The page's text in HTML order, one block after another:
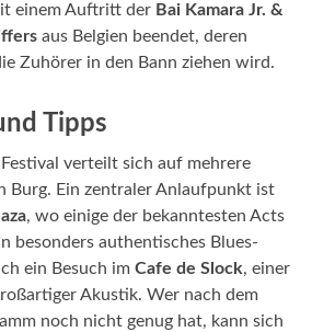
einem Auftritt der Bai Kamara Jr. &
aus Belgien beendet, deren
Zuhörer in den Bann ziehen wird.
Tipps
Festival verteilt sich auf mehrere
Burg. Ein zentraler Anlaufpunkt ist
, wo einige der bekanntesten Acts
besonders authentisches Blues-
ein Besuch imCafe de Slock, einer
Akustik. Wer nach dem
noch nicht genug hat, kann sich